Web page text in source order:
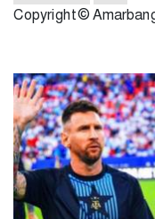
Copyright ©